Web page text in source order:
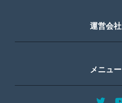
運営会社
メニュー